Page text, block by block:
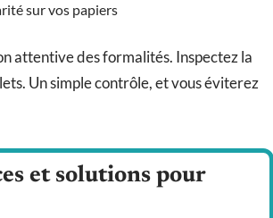
sur vos papiers
attentive des formalités. Inspectez la
Un simple contrôle, et vous éviterez
et solutions pour